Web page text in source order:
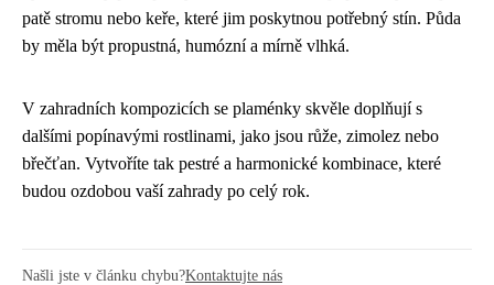
patě stromu nebo keře, které jim poskytnou potřebný stín. Půda
by měla být propustná, humózní a mírně vlhká.
V zahradních kompozicích se plaménky skvěle doplňují s
dalšími popínavými rostlinami, jako jsou růže, zimolez nebo
břečťan. Vytvoříte tak pestré a harmonické kombinace, které
budou ozdobou vaší zahrady po celý rok.
Našli jste v článku chybu?Kontaktujte nás